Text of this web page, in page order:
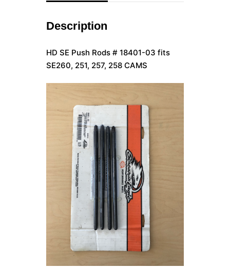
Description
HD SE Push Rods # 18401-03 fits
SE260, 251, 257, 258 CAMS